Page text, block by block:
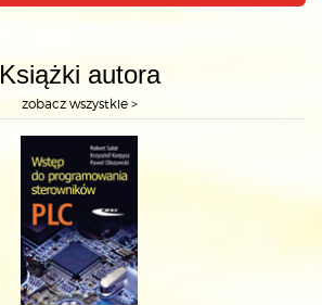
Książki autora
zobacz wszystkie >